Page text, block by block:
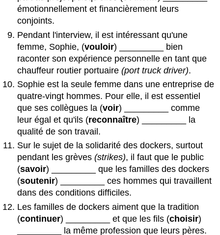
émotionnellement et financièrement leurs
conjoints.
Pendant l'interview, il est intéressant qu'une
femme, Sophie, (vouloir) _________ bien
raconter son expérience personnelle en tant que
chauffeur routier portuaire(port truck driver).
Sophie est la seule femme dans une entreprise de
quatre-vingt hommes. Pour elle, il est essentiel
que ses collègues la (voir) _________ comme
leur égal et qu'ils (reconnaître) _________ la
qualité de son travail.
Sur le sujet de la solidarité des dockers, surtout
pendant les grèves(strikes), il faut que le public
(savoir) _________ que les familles des dockers
(soutenir) _________ ces hommes qui travaillent
dans des conditions difficiles.
Les familles de dockers aiment que la tradition
(continuer) _________ et que les fils (choisir)
_________ la même profession que leurs pères.